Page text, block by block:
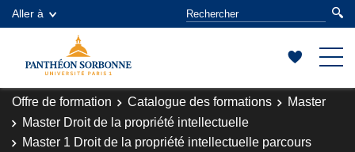
Aller à
Offre de formation Catalogue des formations
Master
Master Droit de la propriété intellectuelle
Master 1 Droit de la propriété intellectuelle parcours